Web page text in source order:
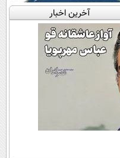
آخرین اخبار